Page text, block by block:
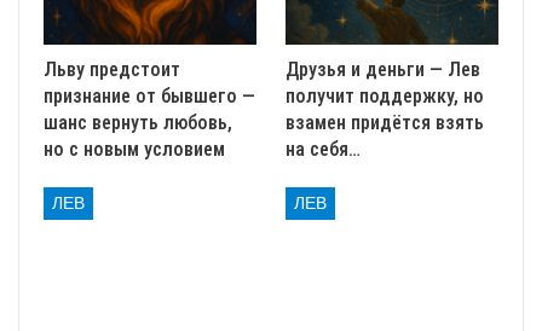
Львы: Подозрительные
фигуры в коллективе
Львы, на работе к вам тянутся многие. Ваша
уверенность и решительность — как прожектор. Это
привлекает тех, кто ищет лидера.
внимательны! Не все, кто улыбается, хотят вам добра.
Льву предстоит
признание от бывшего —
шанс вернуть любовь,
но с новым условием
Друзья и деньги — Лев
получит поддержку, но
взамен придётся взять
на себя…
ЛЕВ ЛЕВ